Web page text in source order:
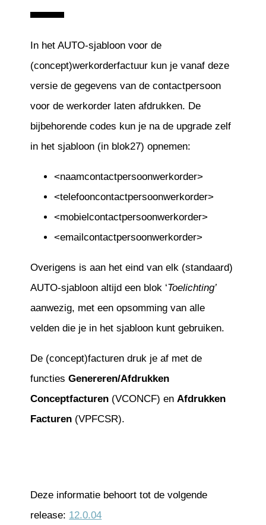
In het AUTO-sjabloon voor de
(concept)werkorderfactuur kun je vanaf deze
versie de gegevens van de contactpersoon
voor de werkorder laten afdrukken. De
bijbehorende codes kun je na de upgrade zelf
in het sjabloon (in blok27) opnemen:
<naamcontactpersoonwerkorder>
<telefooncontactpersoonwerkorder>
<mobielcontactpersoonwerkorder>
<emailcontactpersoonwerkorder>
Overigens is aan het eind van elk (standaard)
AUTO-sjabloon altijd een blok ‘Toelichting’
aanwezig, met een opsomming van alle
velden die je in het sjabloon kunt gebruiken.
De (concept)facturen druk je af met de
functiesGenereren/Afdrukken
Conceptfacturen (VCONCF) en Afdrukken
Facturen (VPFCSR).
Deze informatie behoort tot de volgende
release: 12.0.04